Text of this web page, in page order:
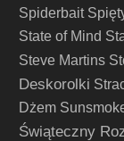
Spiderbait
State of Mind
Steve Martins
Deskorolki
Dżem
Świąteczny